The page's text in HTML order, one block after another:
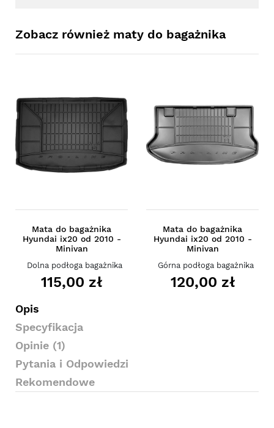
Zobacz również maty do bagażnika
Mata do bagażnika
Hyundai ix20 od 2010 -
Minivan
Dolna podłoga bagażnika
115,00 zł
Mata do bagażnika
Hyundai ix20 od 2010 -
Minivan
Górna podłoga bagażnika
120,00 zł
Opis
Specyfikacja
Opinie (1)
Pytania i Odpowiedzi
Rekomendowe